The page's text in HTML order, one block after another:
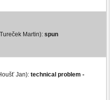
Martin): spun
Jan): technical problem -